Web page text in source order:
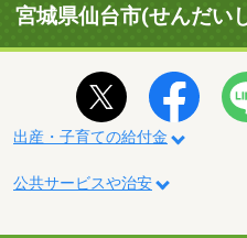
宮城県仙台市(せんだい
出産・子育ての給付金
公共サービスや治安